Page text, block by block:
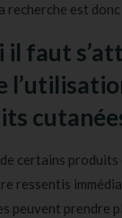
recherche est
il faut
certains produits
ressentis
peuvent prendre